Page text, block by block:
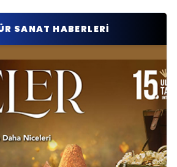
SANAT HABERLERI